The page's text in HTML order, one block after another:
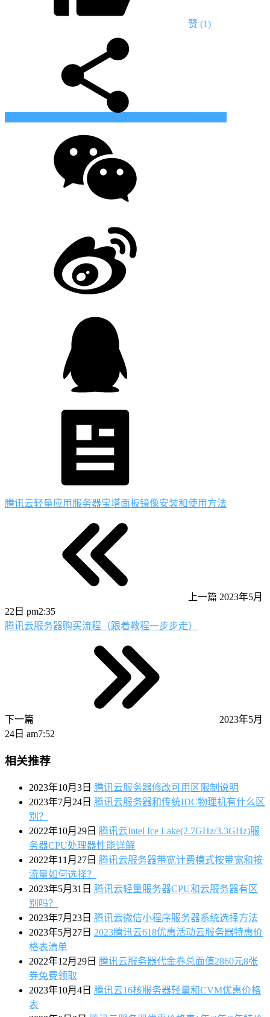
赞 (1)
腾讯云轻量应用服务器宝塔面板镜像安装和使用方法
上一篇 2023年5月
22日 pm2:35
腾讯云服务器购买流程（跟着教程一步步走）
下一篇
2023年5月
24日 am7:52
相关推荐
2023年10月3日 腾讯云服务器修改可用区限制说明
2023年7月24日 腾讯云服务器和传统IDC物理机有什么区
别？
2022年10月29日 腾讯云Intel Ice Lake(2.7GHz/3.3GHz)服
务器CPU处理器性能详解
2022年11月27日 腾讯云服务器带宽计费模式按带宽和按
流量如何选择？
2023年5月31日 腾讯云轻量服务器CPU和云服务器有区
别吗？
2023年7月23日 腾讯云微信小程序服务器系统选择方法
2023年5月27日 2023腾讯云618优惠活动云服务器特惠价
格表清单
2022年12月29日 腾讯云服务器代金券总面值2860元8张
券免费领取
2023年10月4日 腾讯云16核服务器轻量和CVM优惠价格
表